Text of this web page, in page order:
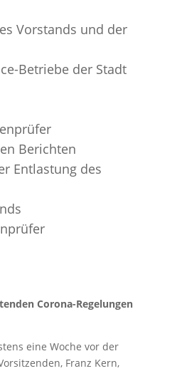
Vorstands und der
Betriebe der Stadt
Berichten
Entlastung des
Corona-Regelungen
eine Woche vor der
Franz Kern,